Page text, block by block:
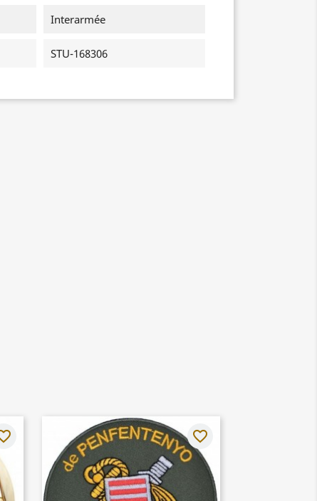
Interarmée
STU-168306
favorite_border